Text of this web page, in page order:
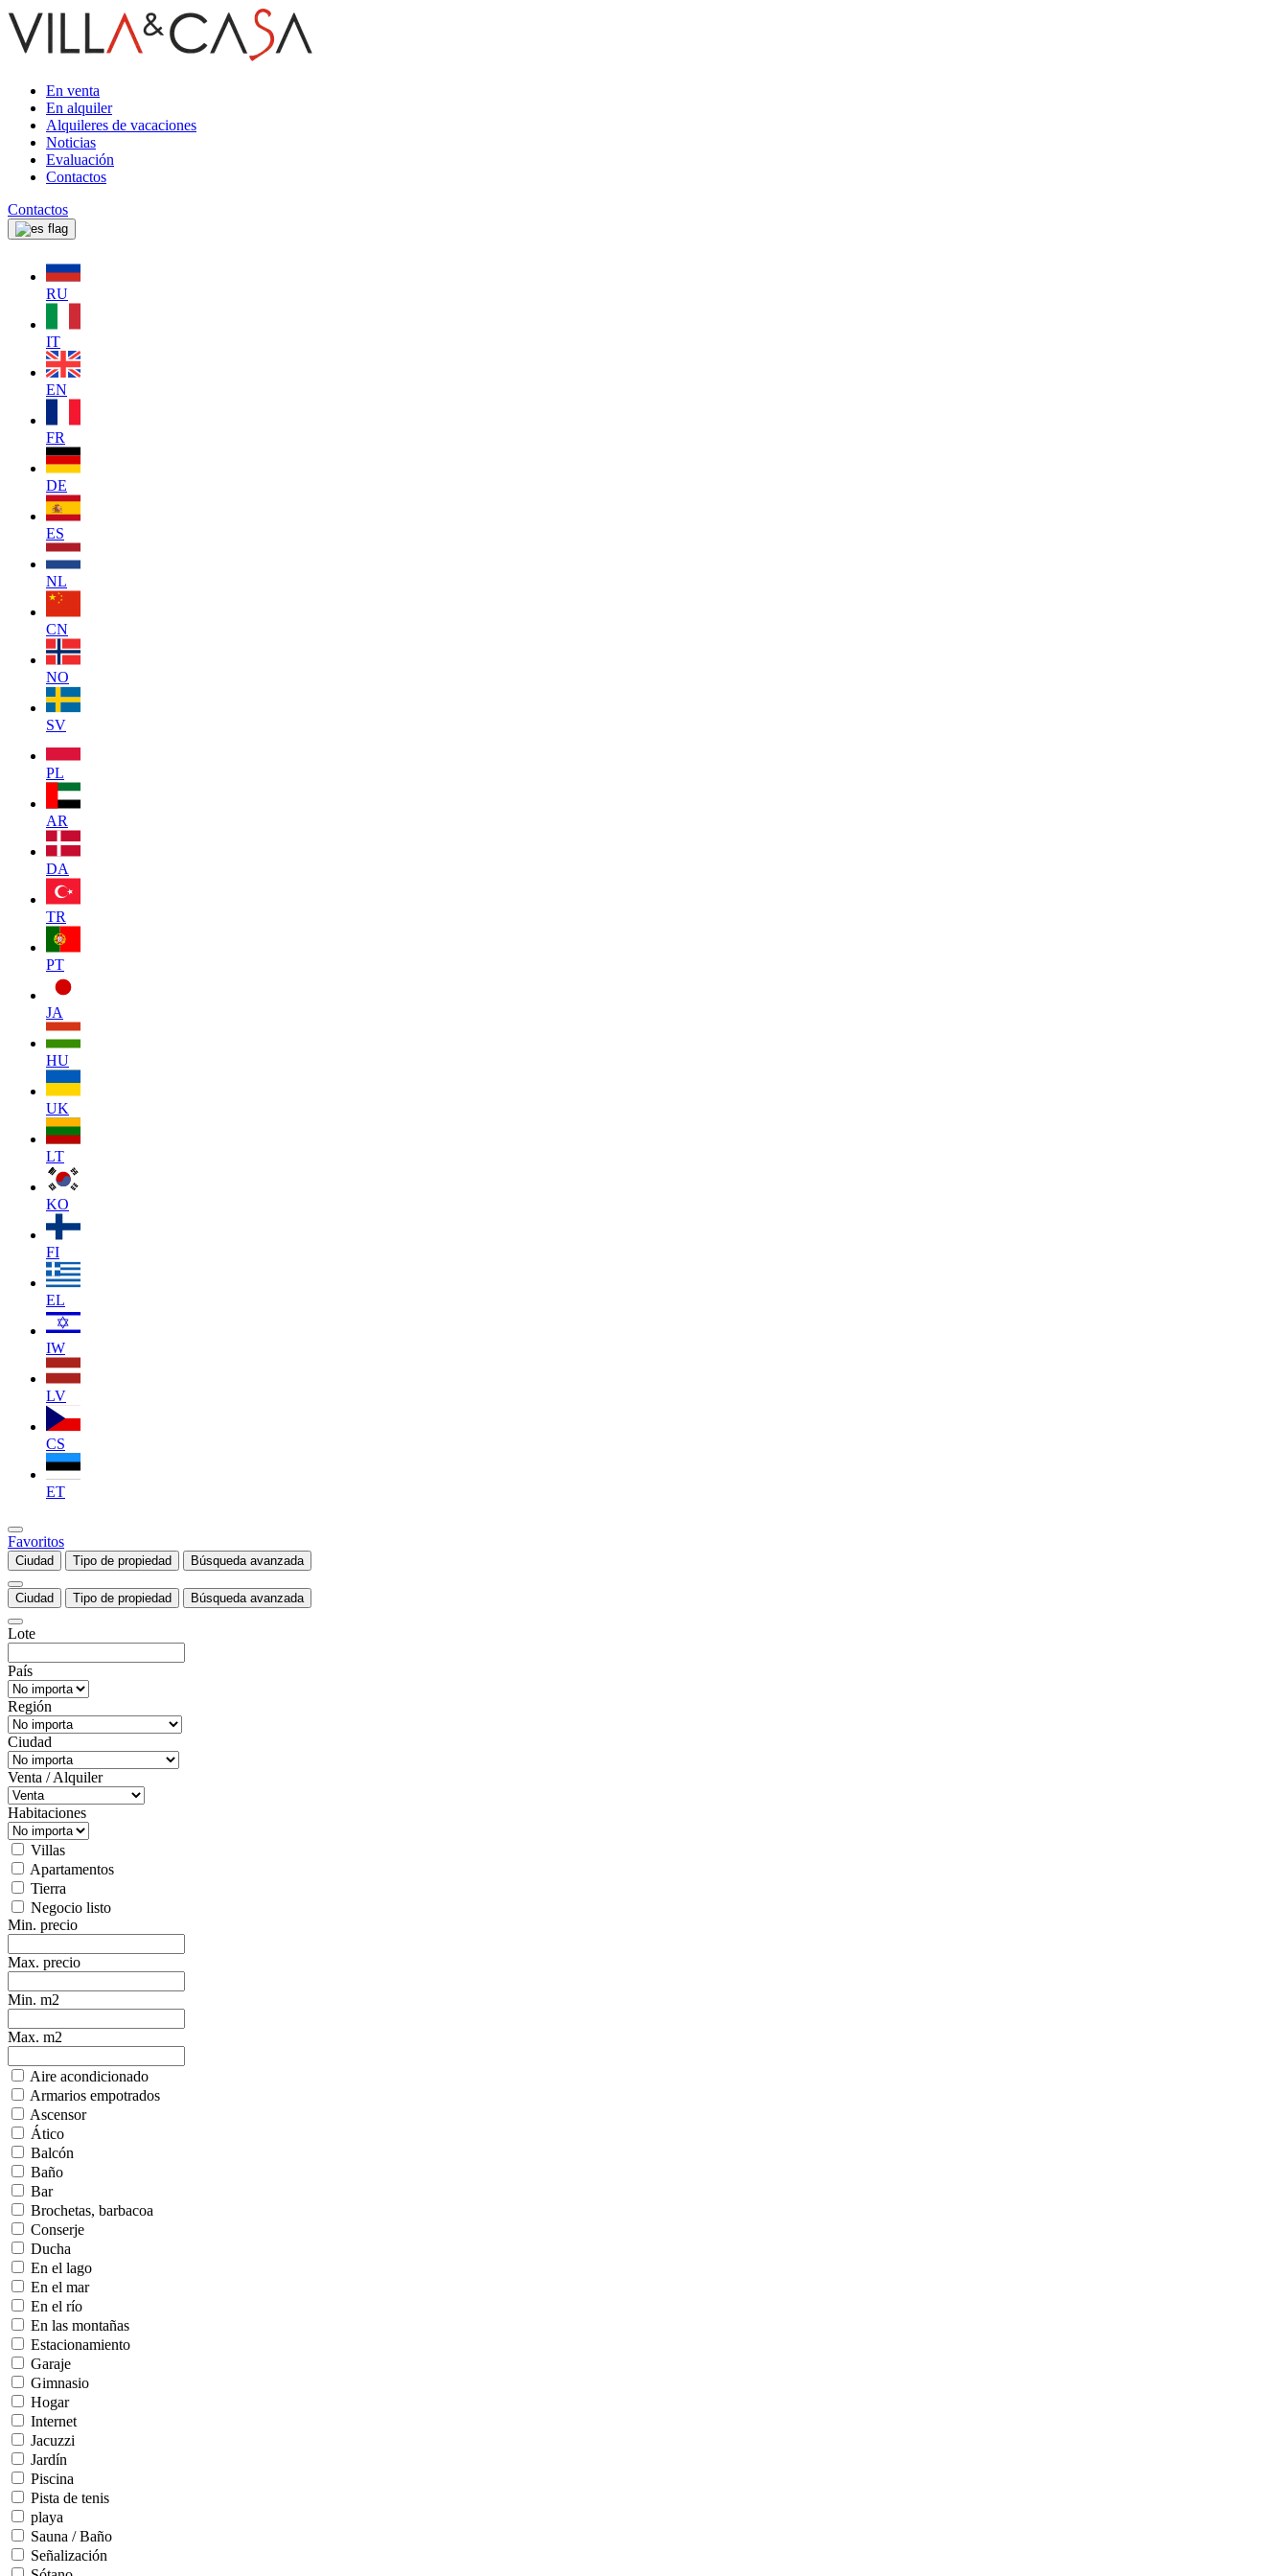
En venta
En alquiler
Alquileres de vacaciones
Noticias
Evaluación
Contactos
Contactos
RU
IT
EN
FR
DE
ES
NL
CN
NO
SV
PL
AR
DA
TR
PT
JA
HU
UK
LT
KO
FI
EL
IW
LV
CS
ET
Favoritos
Ciudad Tipo de propiedad Búsqueda avanzada
Ciudad Tipo de propiedad Búsqueda avanzada
Lote
País
Región
Ciudad
Venta / Alquiler
Habitaciones
Villas
Apartamentos
Tierra
Negocio listo
Min. precio
Max. precio
Min. m2
Max. m2
Aire acondicionado
Armarios empotrados
Ascensor
Ático
Balcón
Baño
Bar
Brochetas, barbacoa
Conserje
Ducha
En el lago
En el mar
En el río
En las montañas
Estacionamiento
Garaje
Gimnasio
Hogar
Internet
Jacuzzi
Jardín
Piscina
Pista de tenis
playa
Sauna / Baño
Señalización